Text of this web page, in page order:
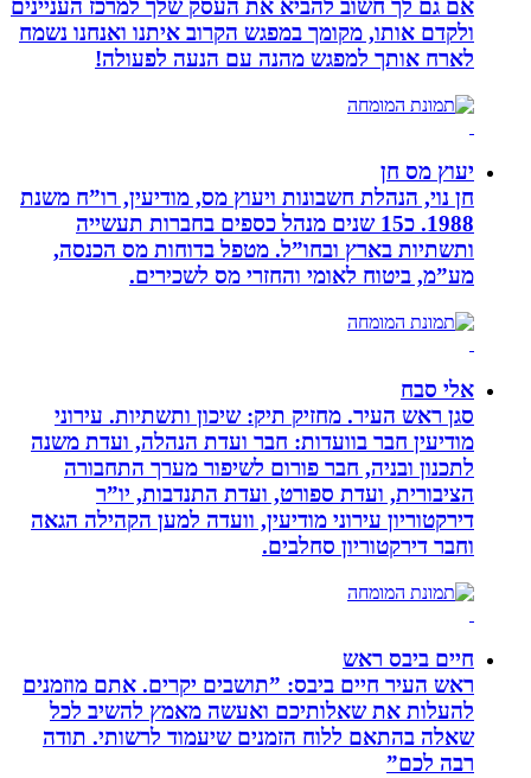
אם גם לך חשוב להביא את העסק שלך למרכז העניינים
ולקדם אותו, מקומך במפגש הקרוב איתנו ואנחנו נשמח
לארח אותך למפגש מהנה עם הנעה לפעולה!
יעוץ מס חן
חן נוי, הנהלת חשבונות ויעוץ מס, מודיעין, רו”ח משנת
1988. כ15 שנים מנהל כספים בחברות תעשייה
ותשתיות בארץ ובחו”ל. מטפל בדוחות מס הכנסה,
מע”מ, ביטוח לאומי והחזרי מס לשכירים.
אלי סבח
סגן ראש העיר. מחזיק תיק: שיכון ותשתיות. עירוני
מודיעין חבר בוועדות: חבר ועדת הנהלה, ועדת משנה
לתכנון ובניה, חבר פורום לשיפור מערך התחבורה
הציבורית, ועדת ספורט, ועדת התנדבות, יו”ר
דירקטוריון עירוני מודיעין, וועדה למען הקהילה הגאה
וחבר דירקטוריון סחלבים.
חיים ביבס ראש
ראש העיר חיים ביבס: ”תושבים יקרים. אתם מוזמנים
להעלות את שאלותיכם ואעשה מאמץ להשיב לכל
שאלה בהתאם ללוח הזמנים שיעמוד לרשותי. תודה
רבה לכם”